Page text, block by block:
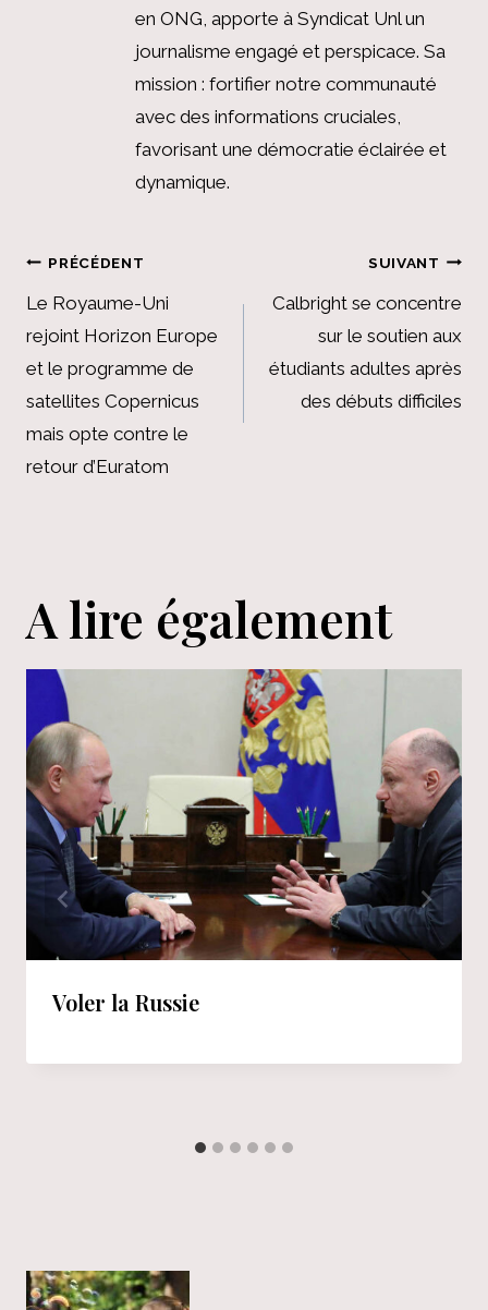
en ONG, apporte à Syndicat Unl un
journalisme engagé et perspicace. Sa
mission : fortifier notre communauté
avec des informations cruciales,
favorisant une démocratie éclairée et
dynamique.
Navigation
de
l’article
PRÉCÉDENT
Le Royaume-Uni
rejoint Horizon Europe
et le programme de
satellites Copernicus
mais opte contre le
retour d’Euratom
SUIVANT
Calbright se concentre
sur le soutien aux
étudiants adultes après
des débuts difficiles
A lire également
Voler la Russie